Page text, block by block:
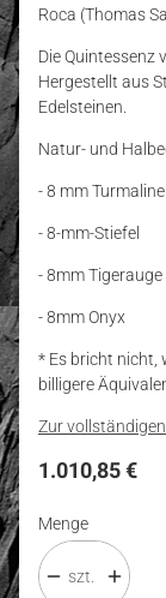
Roca (Thomas
Die Quintessenz
Hergestellt aus
Edelsteinen.
Natur- und
- 8 mm Turmaline
- 8-mm-Stiefel
- 8mm Tigerauge
- 8mm Onyx
* Es bricht nicht,
billigere
Zur
Preis
1.010,85 €
Menge
szt.